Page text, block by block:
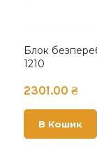
Блок
1210
2301.00 ₴
В Кошик